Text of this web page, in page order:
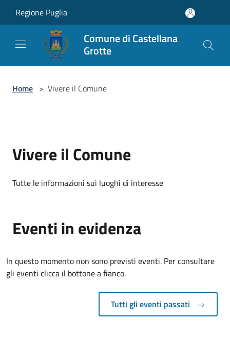
Regione Puglia
Comune di Castellana
Grotte
Home > Vivere il Comune
Vivere il Comune
Tutte le informazioni sui luoghi di interesse
Eventi in evidenza
In questo momento non sono previsti eventi. Per consultare
gli eventi clicca il bottone a fianco.
Tutti gli eventi passati